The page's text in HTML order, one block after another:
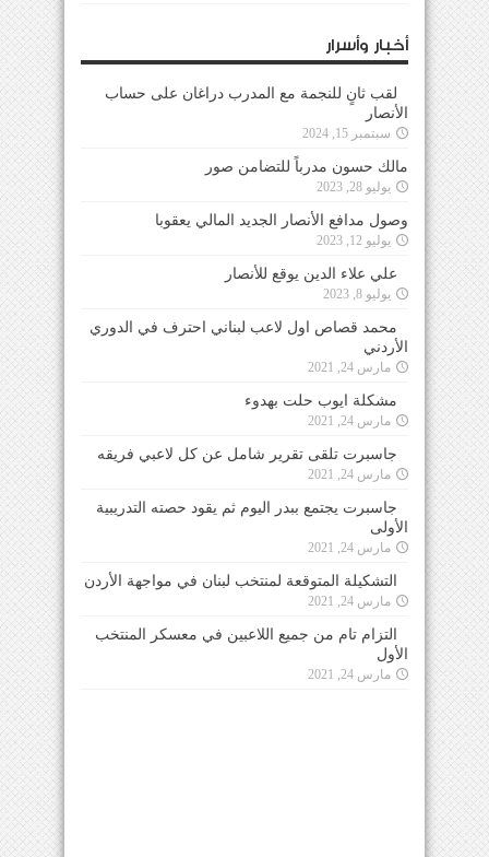
أخبار وأسرار
لقب ثانٍ للنجمة مع المدرب دراغان على حساب
الأنصار
سبتمبر 15, 2024
مالك حسون مدرباً للتضامن صور
يوليو 28, 2023
وصول مدافع الأنصار الجديد المالي يعقوبا
يوليو 12, 2023
علي علاء الدين يوقع للأنصار
يوليو 8, 2023
محمد قصاص اول لاعب لبناني احترف في الدوري
الأردني
مارس 24, 2021
مشكلة ايوب حلت بهدوء
مارس 24, 2021
جاسبرت تلقى تقرير شامل عن كل لاعبي فريقه
مارس 24, 2021
جاسبرت يجتمع ببدر اليوم ثم يقود حصته التدريبية
الأولى
مارس 24, 2021
التشكيلة المتوقعة لمنتخب لبنان في مواجهة الأردن
مارس 24, 2021
التزام تام من جميع اللاعبين في معسكر المنتخب
الأول
مارس 24, 2021